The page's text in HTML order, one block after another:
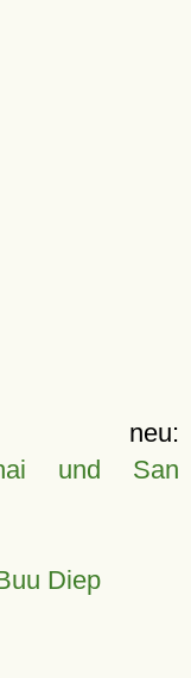
und San
Diep